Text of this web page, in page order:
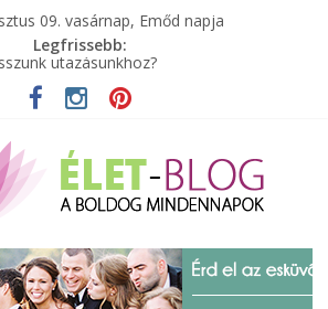
09. vasárnap, Emőd napja
Legfrissebb:
utazásunkhoz?
mindenki számára
Indiából
és parfümtermékek környezetbarát